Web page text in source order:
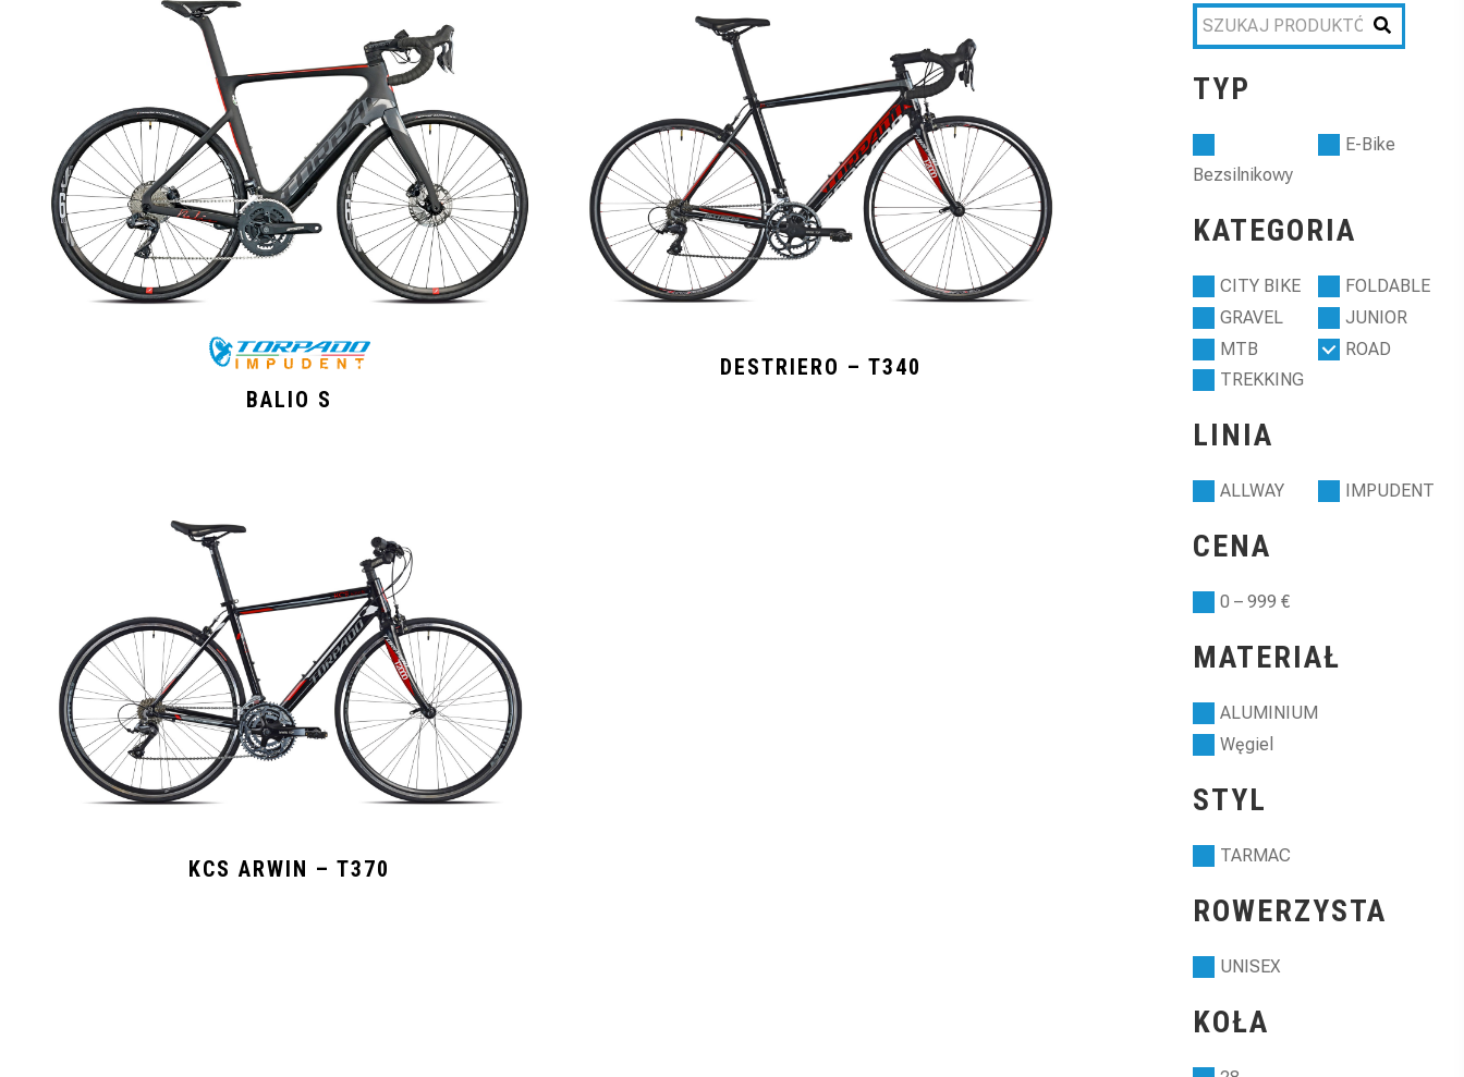
BALIO S
DESTRIERO – T340
KCS ARWIN – T370
TYP
Bezsilnikowy
E-Bike
KATEGORIA
CITY BIKE
FOLDABLE
GRAVEL
JUNIOR
MTB
ROAD
TREKKING
LINIA
ALLWAY IMPUDENT
CENA
0 – 999 €
MATERIAŁ
ALUMINIUM
Węgiel
STYL
TARMAC
ROWERZYSTA
UNISEX
KOŁA